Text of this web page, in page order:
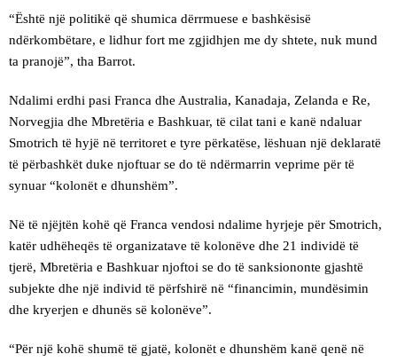
“Është një politikë që shumica dërrmuese e bashkësisë
ndërkombëtare, e lidhur fort me zgjidhjen me dy shtete, nuk mund
ta pranojë”, tha Barrot.
Ndalimi erdhi pasi Franca dhe Australia, Kanadaja, Zelanda e Re,
Norvegjia dhe Mbretëria e Bashkuar, të cilat tani e kanë ndaluar
Smotrich të hyjë në territoret e tyre përkatëse, lëshuan një deklaratë
të përbashkët duke njoftuar se do të ndërmarrin veprime për të
synuar “kolonët e dhunshëm”.
Në të njëjtën kohë që Franca vendosi ndalime hyrjeje për Smotrich,
katër udhëheqës të organizatave të kolonëve dhe 21 individë të
tjerë, Mbretëria e Bashkuar njoftoi se do të sanksiononte gjashtë
subjekte dhe një individ të përfshirë në “financimin, mundësimin
dhe kryerjen e dhunës së kolonëve”.
“Për një kohë shumë të gjatë, kolonët e dhunshëm kanë qenë në